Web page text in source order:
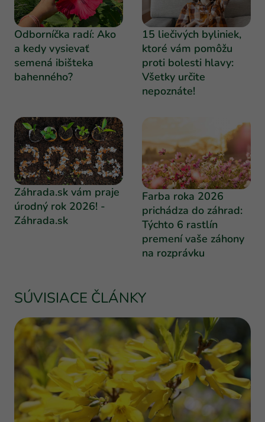
Odborníčka radí: Ako
a kedy vysievať
semená ibišteka
bahenného?
15 liečivých byliniek,
ktoré vám pomôžu
proti bolesti hlavy:
Všetky určite
nepoznáte!
Záhrada.sk vám praje
úrodný rok 2026! -
Záhrada.sk
Farba roka 2026
prichádza do záhrad:
Týchto 6 rastlín
premení vaše záhony
na rozprávku
SÚVISIACE ČLÁNKY